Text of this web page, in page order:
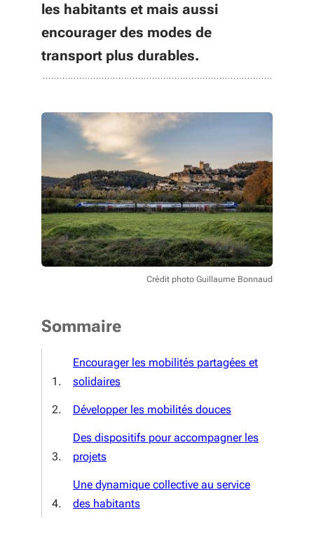
les habitants et mais aussi
encourager des modes de
transport plus durables.
Crédit photo Guillaume Bonnaud
Sommaire
Encourager les mobilités partagées et
solidaires
Développer les mobilités douces
Des dispositifs pour accompagner les
projets
Une dynamique collective au service
des habitants